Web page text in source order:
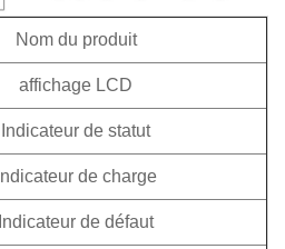
Nom du produit
affichage LCD
Indicateur de statut
Indicateur de charge
Indicateur de défaut